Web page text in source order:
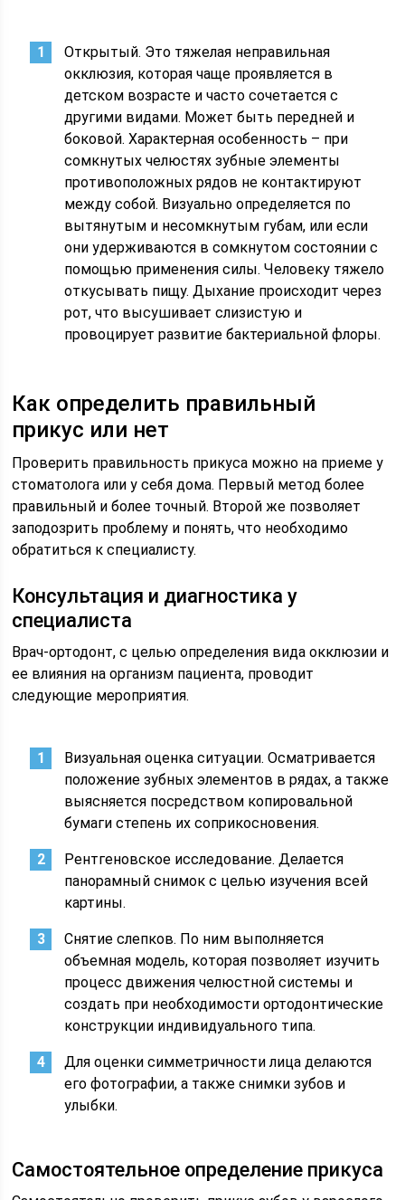
Открытый. Это тяжелая неправильная
окклюзия, которая чаще проявляется в
детском возрасте и часто сочетается с
другими видами. Может быть передней и
боковой. Характерная особенность – при
сомкнутых челюстях зубные элементы
противоположных рядов не контактируют
между собой. Визуально определяется по
вытянутым и несомкнутым губам, или если
они удерживаются в сомкнутом состоянии с
помощью применения силы. Человеку тяжело
откусывать пищу. Дыхание происходит через
рот, что высушивает слизистую и
провоцирует развитие бактериальной флоры.
Как определить правильный
прикус или нет
Проверить правильность прикуса можно на приеме у
стоматолога или у себя дома. Первый метод более
правильный и более точный. Второй же позволяет
заподозрить проблему и понять, что необходимо
обратиться к специалисту.
Консультация и диагностика у
специалиста
Врач-ортодонт, с целью определения вида окклюзии и
ее влияния на организм пациента, проводит
следующие мероприятия.
Визуальная оценка ситуации. Осматривается
положение зубных элементов в рядах, а также
выясняется посредством копировальной
бумаги степень их соприкосновения.
Рентгеновское исследование. Делается
панорамный снимок с целью изучения всей
картины.
Снятие слепков. По ним выполняется
объемная модель, которая позволяет изучить
процесс движения челюстной системы и
создать при необходимости ортодонтические
конструкции индивидуального типа.
Для оценки симметричности лица делаются
его фотографии, а также снимки зубов и
улыбки.
Самостоятельное определение прикуса